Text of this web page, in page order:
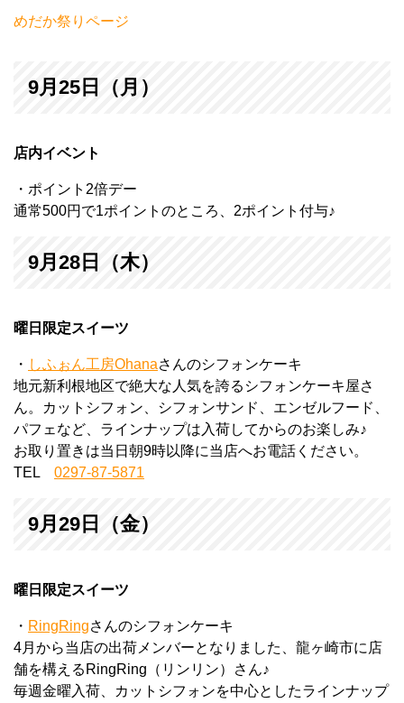
めだか祭りページ
9月25日（月）
店内イベント
・ポイント2倍デー
通常500円で1ポイントのところ、2ポイント付与♪
9月28日（木）
曜日限定スイーツ
・ しふぉん工房Ohanaさんのシフォンケーキ
地元新利根地区で絶大な人気を誇るシフォンケーキ屋さ
ん。カットシフォン、シフォンサンド、エンゼルフード、
パフェなど、ラインナップは入荷してからのお楽しみ♪
お取り置きは当日朝9時以降に当店へお電話ください。
TEL 0297-87-5871
9月29日（金）
曜日限定スイーツ
・ RingRingさんのシフォンケーキ
4月から当店の出荷メンバーとなりました、龍ヶ崎市に店
舗を構えるRingRing（リンリン）さん♪
毎週金曜入荷、カットシフォンを中心としたラインナップ